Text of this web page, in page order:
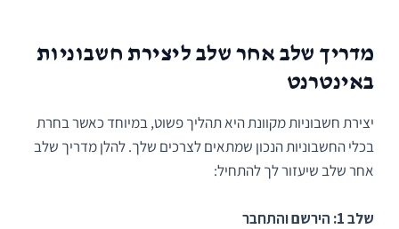
מדריך שלב אחר שלב ליצירת חשבוניות
באינטרנט
יצירת חשבוניות מקוונת היא תהליך פשוט, במיוחד כאשר בחרת
בכלי החשבוניות הנכון שמתאים לצרכים שלך. להלן מדריך שלב
אחר שלב שיעזור לך להתחיל:
שלב 1: הירשם והתחבר